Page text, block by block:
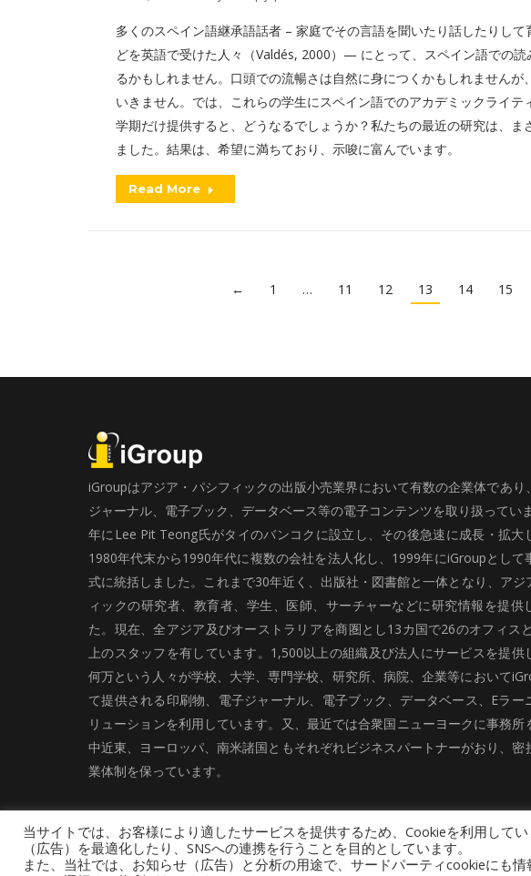
多くのスペイン語継承語話者 – 家庭でその言語を聞いたり話したりし
どを英語で受けた人々（Valdés, 2000）— にとって、スペイン語での
るかもしれません。口頭での流暢さは自然に身につくかもしれません
いきません。では、これらの学生にスペイン語でのアカデミックライテ
学期だけ提供すると、どうなるでしょうか？私たちの最近の研究は、
ました。結果は、希望に満ちており、示唆に富んでいます。
Read More
← 1 … 11 12 13 14 15
iGroupはアジア・パシフィックの出版小売業界において有数の企業体であり
ジャーナル、電子ブック、データベース等の電子コンテンツを取り扱ってい
年にLee Pit Teong氏がタイのバンコクに設立し、その後急速に成長・拡大
1980年代末から1990年代に複数の会社を法人化し、1999年にiGroupとして
式に統括しました。これまで30年近く、出版社・図書館と一体となり、アジ
ィックの研究者、教育者、学生、医師、サーチャーなどに研究情報を提供
た。現在、全アジア及びオーストラリアを商圏とし13カ国で26のオフィス
上のスタッフを有しています。1,500以上の組織及び法人にサービスを提供
何万という人々が学校、大学、専門学校、研究所、病院、企業等において
て提供される印刷物、電子ジャーナル、電子ブック、データベース、Eラー
リューションを利用しています。又、最近では合衆国ニューヨークに事務所
中近東、ヨーロッパ、南米諸国ともそれぞれビジネスパートナーがおり、密
業体制を保っています。
当サイトでは、お客様により適したサービスを提供するため、Cookieを利用して
（広告）を最適化したり、SNSへの連携を行うことを目的としています。
また、当社では、お知らせ（広告）と分析の用途で、サードパーティcookieにも